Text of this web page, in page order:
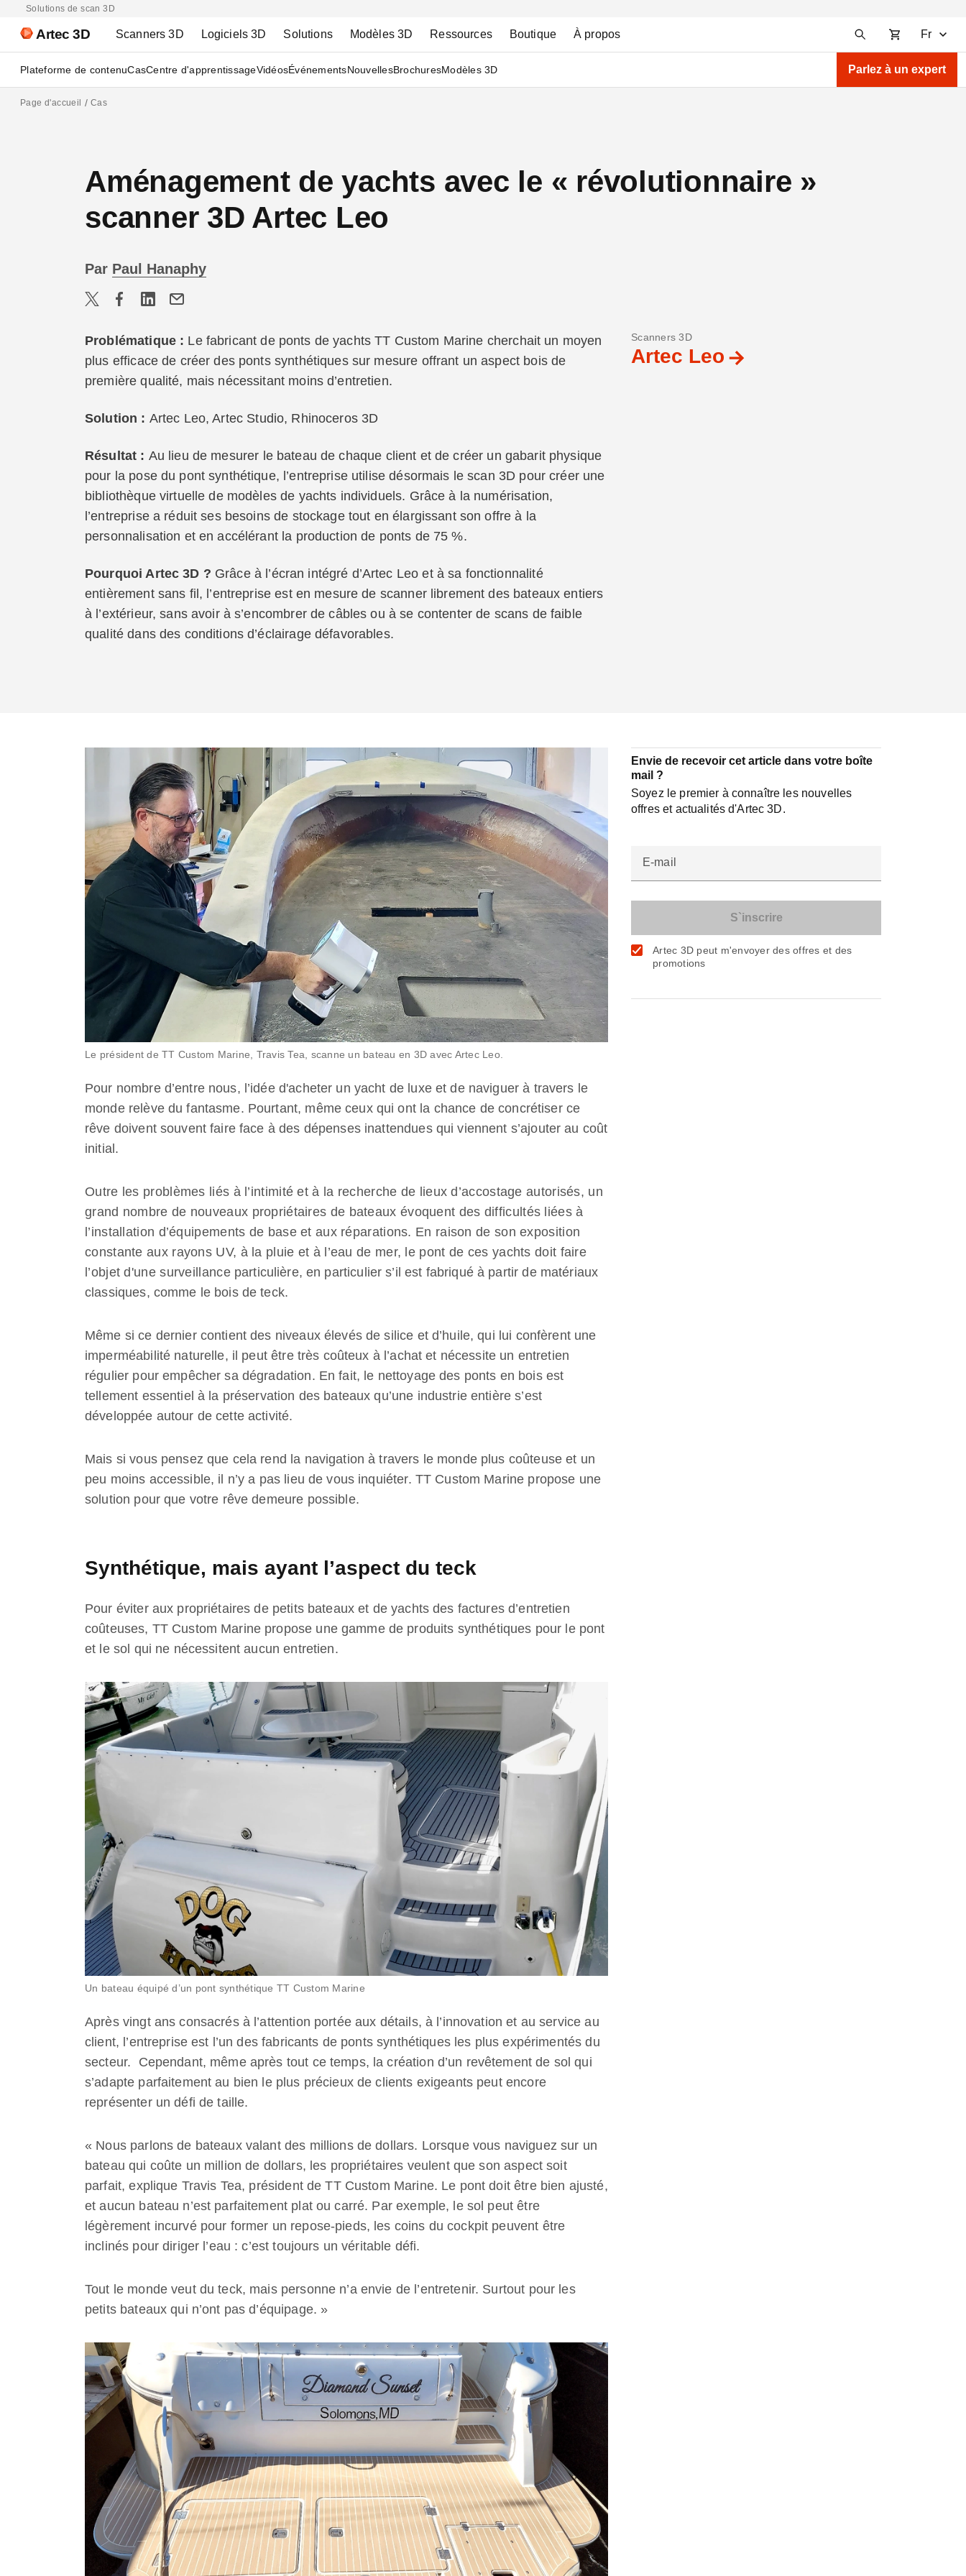
Solutions de scan 3D
Artec 3D Scanners 3D Logiciels 3D Solutions Modèles 3D Ressources Boutique À propos Fr
Plateforme de contenuCasCentre d'apprentissageVidéosÉvénementsNouvellesBrochuresModèles 3D Parlez à un expert
Page d'accueil Cas
Aménagement de yachts avec le « révolutionnaire »
scanner 3D Artec Leo
Par Paul Hanaphy
Scanners 3D
Artec Leo
Problématique : Le fabricant de ponts de yachts TT Custom Marine cherchait un moyen
plus efficace de créer des ponts synthétiques sur mesure offrant un aspect bois de
première qualité, mais nécessitant moins d’entretien.
Solution : Artec Leo, Artec Studio, Rhinoceros 3D
Résultat : Au lieu de mesurer le bateau de chaque client et de créer un gabarit physique
pour la pose du pont synthétique, l’entreprise utilise désormais le scan 3D pour créer une
bibliothèque virtuelle de modèles de yachts individuels. Grâce à la numérisation,
l’entreprise a réduit ses besoins de stockage tout en élargissant son offre à la
personnalisation et en accélérant la production de ponts de 75 %.
Pourquoi Artec 3D ? Grâce à l’écran intégré d’Artec Leo et à sa fonctionnalité
entièrement sans fil, l’entreprise est en mesure de scanner librement des bateaux entiers
à l’extérieur, sans avoir à s’encombrer de câbles ou à se contenter de scans de faible
qualité dans des conditions d’éclairage défavorables.
Le président de TT Custom Marine, Travis Tea, scanne un bateau en 3D avec Artec Leo.
Pour nombre d’entre nous, l’idée d'acheter un yacht de luxe et de naviguer à travers le
monde relève du fantasme. Pourtant, même ceux qui ont la chance de concrétiser ce
rêve doivent souvent faire face à des dépenses inattendues qui viennent s’ajouter au coût
initial.
Outre les problèmes liés à l’intimité et à la recherche de lieux d’accostage autorisés, un
grand nombre de nouveaux propriétaires de bateaux évoquent des difficultés liées à
l’installation d’équipements de base et aux réparations. En raison de son exposition
constante aux rayons UV, à la pluie et à l’eau de mer, le pont de ces yachts doit faire
l’objet d'une surveillance particulière, en particulier s’il est fabriqué à partir de matériaux
classiques, comme le bois de teck.
Même si ce dernier contient des niveaux élevés de silice et d’huile, qui lui confèrent une
imperméabilité naturelle, il peut être très coûteux à l’achat et nécessite un entretien
régulier pour empêcher sa dégradation. En fait, le nettoyage des ponts en bois est
tellement essentiel à la préservation des bateaux qu’une industrie entière s’est
développée autour de cette activité.
Mais si vous pensez que cela rend la navigation à travers le monde plus coûteuse et un
peu moins accessible, il n’y a pas lieu de vous inquiéter. TT Custom Marine propose une
solution pour que votre rêve demeure possible.
Synthétique, mais ayant l’aspect du teck
Pour éviter aux propriétaires de petits bateaux et de yachts des factures d’entretien
coûteuses, TT Custom Marine propose une gamme de produits synthétiques pour le pont
et le sol qui ne nécessitent aucun entretien.
Un bateau équipé d’un pont synthétique TT Custom Marine
Après vingt ans consacrés à l’attention portée aux détails, à l’innovation et au service au
client, l’entreprise est l’un des fabricants de ponts synthétiques les plus expérimentés du
secteur. Cependant, même après tout ce temps, la création d’un revêtement de sol qui
s’adapte parfaitement au bien le plus précieux de clients exigeants peut encore
représenter un défi de taille.
« Nous parlons de bateaux valant des millions de dollars. Lorsque vous naviguez sur un
bateau qui coûte un million de dollars, les propriétaires veulent que son aspect soit
parfait, explique Travis Tea, président de TT Custom Marine. Le pont doit être bien ajusté,
et aucun bateau n’est parfaitement plat ou carré. Par exemple, le sol peut être
légèrement incurvé pour former un repose-pieds, les coins du cockpit peuvent être
inclinés pour diriger l’eau : c’est toujours un véritable défi.
Tout le monde veut du teck, mais personne n’a envie de l’entretenir. Surtout pour les
petits bateaux qui n’ont pas d’équipage. »
Envie de recevoir cet article dans votre boîte
mail ?
Soyez le premier à connaître les nouvelles
offres et actualités d'Artec 3D.
E-mail
Artec 3D peut m'envoyer des offres et des
promotions